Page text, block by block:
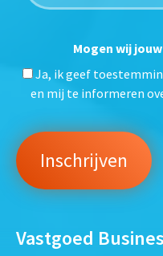
Mogen wij
Ja, ik geef
en mij te informeren
Vastgoed